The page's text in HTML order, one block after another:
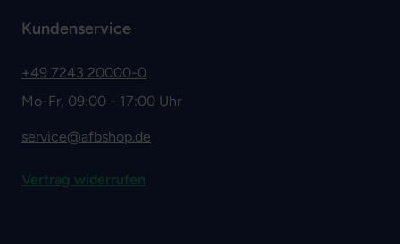
Kundenservice
+49 7243 20000-0
Mo-Fr, 09:00 - 17:00 Uhr
service@afbshop.de
Vertrag widerrufen